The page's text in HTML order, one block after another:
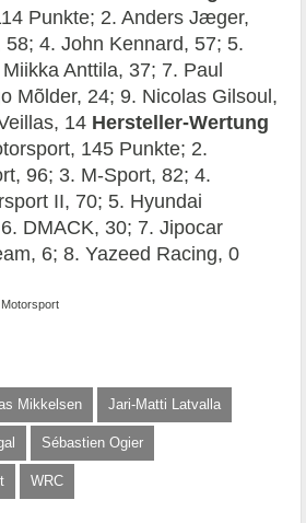
Punkte; 2. Anders Jæger,
4. John Kennard, 57; 5.
Anttila, 37; 7. Paul
Mõlder, 24; 9. Nicolas Gilsoul,
14 Hersteller-Wertung
145 Punkte; 2.
96; 3. M-Sport, 82; 4.
II, 70; 5. Hyundai
DMACK, 30; 7. Jipocar
6; 8. Yazeed Racing, 0
Mikkelsen Jari-Matti Latvalla
Sébastien Ogier
WRC